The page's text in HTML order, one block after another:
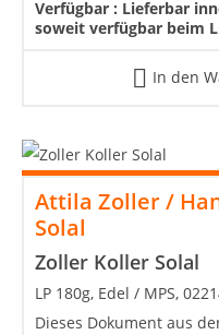
Verfügbar : Lieferbar
soweit verfügbar beim
In den
Attila Zoller /
Solal
Zoller Koller Solal
LP 180g, Edel / MPS,
Dieses Dokument aus